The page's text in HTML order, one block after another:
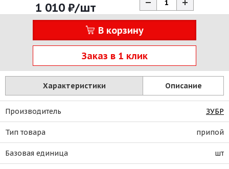
1 010 ₽/шт
В корзину
Заказ в 1 клик
Характеристики Описание
Производитель ЗУБР
Тип товара припой
Базовая единица шт